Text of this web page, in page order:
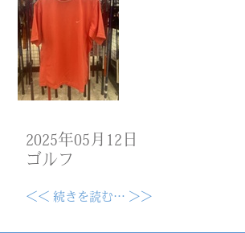
2025年05月12日
ゴルフ
＜＜ 続きを読む… ＞＞